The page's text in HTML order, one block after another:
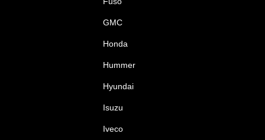
GMC
Honda
Hummer
Hyundai
Isuzu
Iveco